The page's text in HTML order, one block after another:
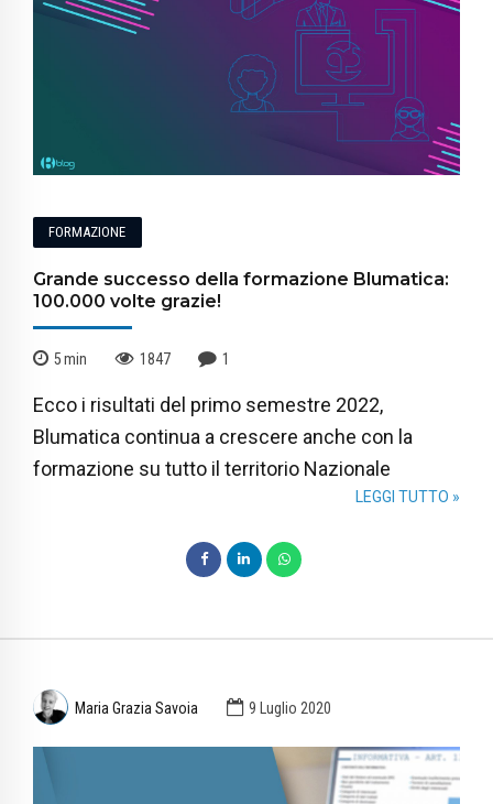
FORMAZIONE
Grande successo della formazione Blumatica:
100.000 volte grazie!
5min 1847 1
Ecco i risultati del primo semestre 2022,
Blumatica continua a crescere anche con la
formazione su tutto il territorio Nazionale
LEGGI TUTTO »
Maria Grazia Savoia 9 Luglio 2020